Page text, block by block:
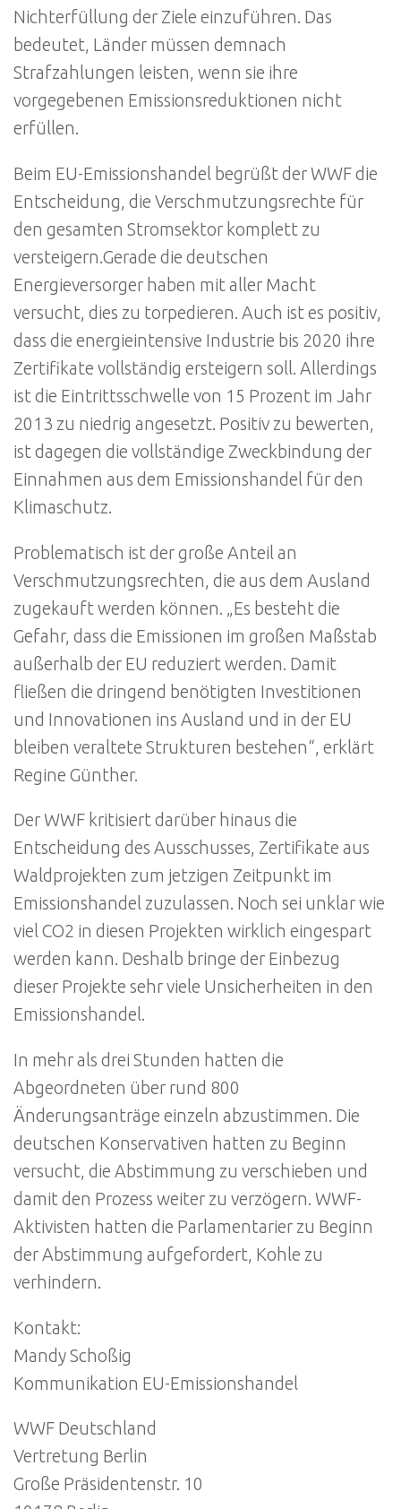
Nichterfüllung der Ziele einzuführen. Das
bedeutet, Länder müssen demnach
Strafzahlungen leisten, wenn sie ihre
vorgegebenen Emissionsreduktionen nicht
erfüllen.
Beim EU-Emissionshandel begrüßt der WWF die
Entscheidung, die Verschmutzungsrechte für
den gesamten Stromsektor komplett zu
versteigern.Gerade die deutschen
Energieversorger haben mit aller Macht
versucht, dies zu torpedieren. Auch ist es positiv,
dass die energieintensive Industrie bis 2020 ihre
Zertifikate vollständig ersteigern soll. Allerdings
ist die Eintrittsschwelle von 15 Prozent im Jahr
2013 zu niedrig angesetzt. Positiv zu bewerten,
ist dagegen die vollständige Zweckbindung der
Einnahmen aus dem Emissionshandel für den
Klimaschutz.
Problematisch ist der große Anteil an
Verschmutzungsrechten, die aus dem Ausland
zugekauft werden können. „Es besteht die
Gefahr, dass die Emissionen im großen Maßstab
außerhalb der EU reduziert werden. Damit
fließen die dringend benötigten Investitionen
und Innovationen ins Ausland und in der EU
bleiben veraltete Strukturen bestehen“, erklärt
Regine Günther.
Der WWF kritisiert darüber hinaus die
Entscheidung des Ausschusses, Zertifikate aus
Waldprojekten zum jetzigen Zeitpunkt im
Emissionshandel zuzulassen. Noch sei unklar wie
viel CO2 in diesen Projekten wirklich eingespart
werden kann. Deshalb bringe der Einbezug
dieser Projekte sehr viele Unsicherheiten in den
Emissionshandel.
In mehr als drei Stunden hatten die
Abgeordneten über rund 800
Änderungsanträge einzeln abzustimmen. Die
deutschen Konservativen hatten zu Beginn
versucht, die Abstimmung zu verschieben und
damit den Prozess weiter zu verzögern. WWF-
Aktivisten hatten die Parlamentarier zu Beginn
der Abstimmung aufgefordert, Kohle zu
verhindern.
Kontakt:
Mandy Schoßig
Kommunikation EU-Emissionshandel
WWF Deutschland
Vertretung Berlin
Große Präsidentenstr. 10